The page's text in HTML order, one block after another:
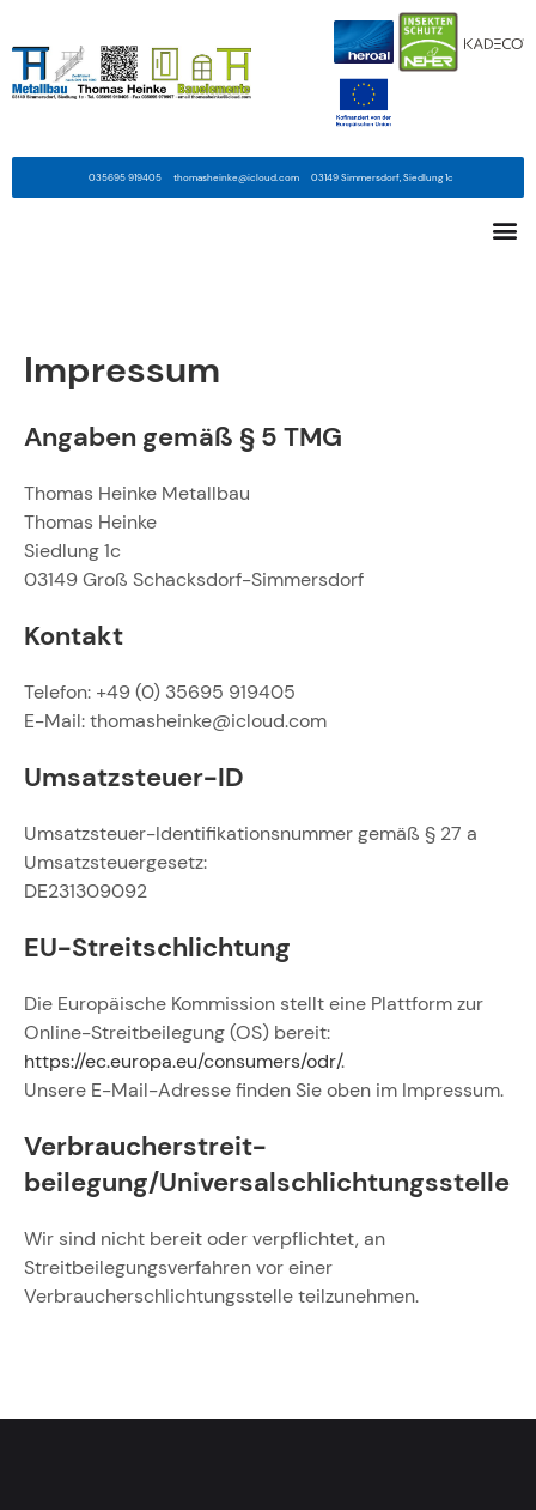
035695 919405 thomasheinke@icloud.com 03149 Simmersdorf, Siedlung 1c
Impressum
Angaben gemäß § 5 TMG
Thomas Heinke Metallbau
Thomas Heinke
Siedlung 1c
03149 Groß Schacksdorf-Simmersdorf
Kontakt
Telefon: +49 (0) 35695 919405
E-Mail: thomasheinke@icloud.com
Umsatzsteuer-ID
Umsatzsteuer-Identifikationsnummer gemäß § 27 a
Umsatzsteuergesetz:
DE231309092
EU-Streitschlichtung
Die Europäische Kommission stellt eine Plattform zur
Online-Streitbeilegung (OS) bereit:
https://ec.europa.eu/consumers/odr/.
Unsere E-Mail-Adresse finden Sie oben im Impressum.
Verbraucher­streit­
beilegung/Universal­schlichtungs­stelle
Wir sind nicht bereit oder verpflichtet, an
Streitbeilegungsverfahren vor einer
Verbraucherschlichtungsstelle teilzunehmen.